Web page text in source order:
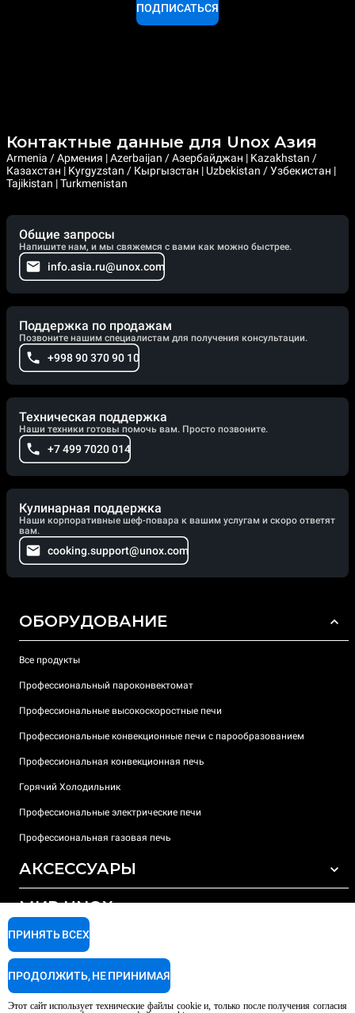
ПОДПИСАТЬСЯ
Контактные данные для Unox Азия
Armenia / Армения | Azerbaijan / Азербайджан | Kazakhstan /
Казахстан | Kyrgyzstan / Кыргызстан | Uzbekistan / Узбекистан |
Tajikistan | Turkmenistan
Общие запросы
Напишите нам, и мы свяжемся с вами как можно быстрее.
info.asia.ru@unox.com
Поддержка по продажам
Позвоните нашим специалистам для получения консультации.
+998 90 370 90 10
Техническая поддержка
Наши техники готовы помочь вам. Просто позвоните.
+7 499 7020 014
Кулинарная поддержка
Наши корпоративные шеф-повара к вашим услугам и скоро ответят
вам.
cooking.support@unox.com
ОБОРУДОВАНИЕ
Все продукты
Профессиональный пароконвектомат
Профессиональные высокоскоростные печи
Профессиональные конвекционные печи с парообразованием
Профессиональная конвекционная печь
Горячий Холодильник
Профессиональные электрические печи
Профессиональная газовая печь
АКСЕССУАРЫ
Моющие средства для автоматической мойки
Моющие средства для мойки вручную
Ионообменный фильтр
Система обратного осмоса
МИР UNOX
Наши офисы по всему миру
ПОДДЕРЖКА
Гарантия Unox
Найти дилеров
Этот сайт использует технические файлы cookie и, только после получения согласия
ПРИНЯТЬ ВСЕХ
ПРОДОЛЖИТЬ, НЕ ПРИНИМАЯ